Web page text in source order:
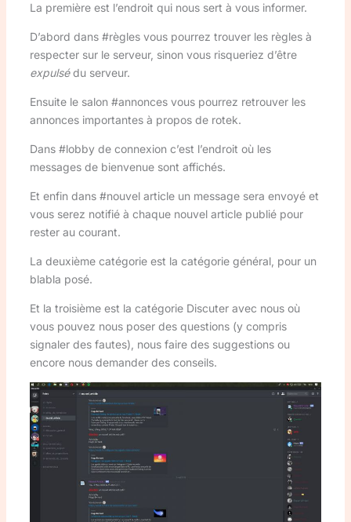
La première est l’endroit qui nous sert à vous informer.
D’abord dans #règles vous pourrez trouver les règles à
respecter sur le serveur, sinon vous risqueriez d’être
expulsédu serveur.
Ensuite le salon #annonces vous pourrez retrouver les
annonces importantes à propos de rotek.
Dans #lobby de connexion c’est l’endroit où les
messages de bienvenue sont affichés.
Et enfin dans #nouvel article un message sera envoyé et
vous serez notifié à chaque nouvel article publié pour
rester au courant.
La deuxième catégorie est la catégorie général, pour un
blabla posé.
Et la troisième est la catégorie Discuter avec nous où
vous pouvez nous poser des questions (y compris
signaler des fautes), nous faire des suggestions ou
encore nous demander des conseils.